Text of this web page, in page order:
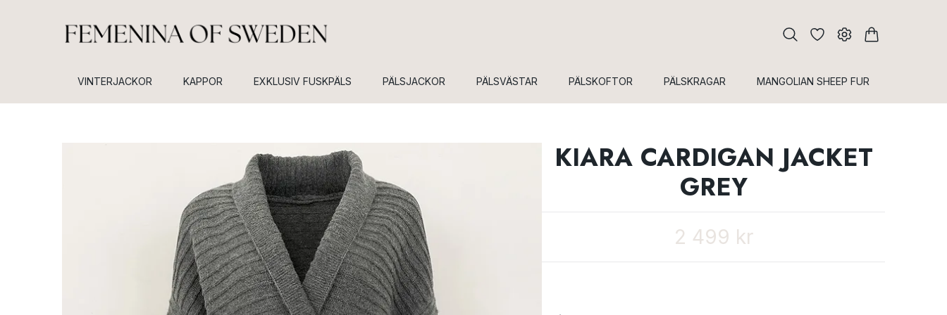
VINTERJACKOR KAPPOR EXKLUSIV FUSKPÄLS PÄLSJACKOR PÄLSVÄSTAR PÄLSKOFTOR PÄLSKRAGAR MANGOLIAN SHEEP FUR
KIARA CARDIGAN JACKET
GREY
2 499 kr